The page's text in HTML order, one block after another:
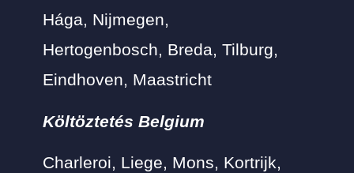
Hága, Nijmegen,
Hertogenbosch, Breda, Tilburg,
Eindhoven, Maastricht
Költöztetés Belgium
Charleroi, Liege, Mons, Kortrijk,